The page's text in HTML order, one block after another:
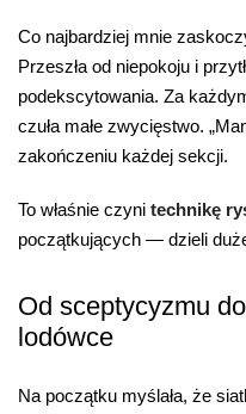
Co najbardziej mnie
Przeszła od niepokoju i
podekscytowania. Za
czuła małe zwycięstwo.
zakończeniu każdej sekcji.
To właśnie czyni technikę
początkujących — dzieli
Od sceptycyzmu
lodówce
Na początku myślała, że